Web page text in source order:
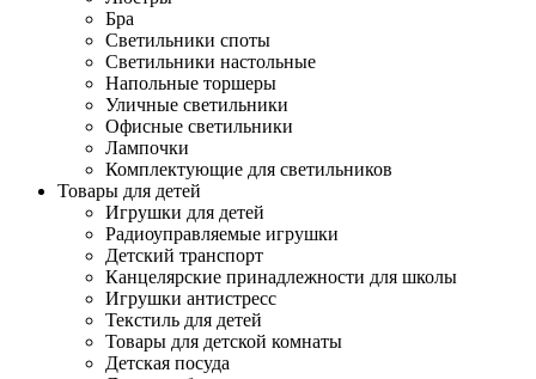
Бра
Светильники споты
Светильники настольные
Напольные торшеры
Уличные светильники
Офисные светильники
Лампочки
Комплектующие для светильников
Товары для детей
Игрушки для детей
Радиоуправляемые игрушки
Детский транспорт
Канцелярские принадлежности для школы
Игрушки антистресс
Текстиль для детей
Товары для детской комнаты
Детская посуда